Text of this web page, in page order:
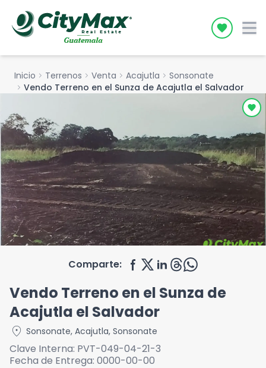
Icon
Inicio chevron_right Terrenos chevron_right Venta chevron_right Acajutla chevron_right Sonsonate
chevron_right Vendo Terreno en el Sunza de Acajutla el Salvador
Comparte:
Vendo Terreno en el Sunza de
Acajutla el Salvador
location_on Sonsonate, Acajutla, Sonsonate
Clave Interna: PVT-049-04-21-3
Fecha de Entrega: 0000-00-00